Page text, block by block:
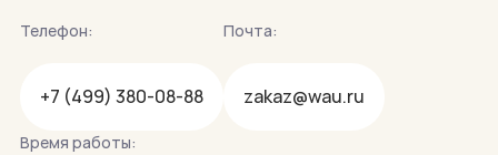
Телефон:
+7 (499) 380-08-88
Почта:
zakaz@wau.ru
Время работы: